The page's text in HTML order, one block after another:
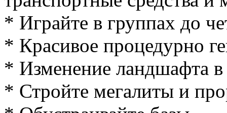
* Играйте в группах до
* Красивое процедурно
* Изменение ландшафта
* Стройте мегалиты и